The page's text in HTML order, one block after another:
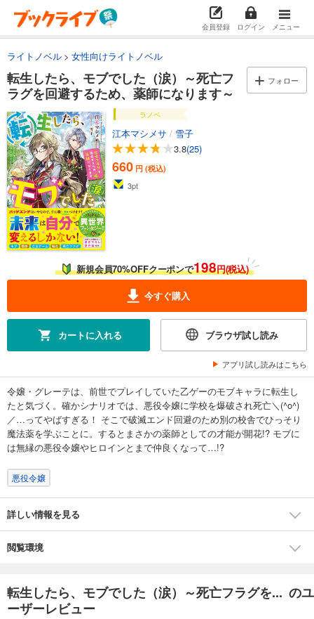
会員登録 ログイン メニュー
ライトノベル 女性向けライトノベル
転生したら、モブでした（涙）～死亡フ
ラグを回避するため、薬師になります～
フォロー
ラノベ
江本マシメサ / 雪子
3.8(25)
660 円 (税込)
3pt
新規会員70%OFFクーポンで198円(税込)
今すぐ購入
カートに入れる ブラウザ試し読み
アプリ試し読みはこちら
令嬢・グレーテは、前世でプレイしていた乙ゲーのモブキャラに転生し
たと気づく。確かシナリオでは、悪役令嬢に学校を爆破され死亡＼(^o^)
／…ってやばすぎる！ そこで破滅エンド回避のため別の校舎でひっそり
魔法薬を学ぶことに。するとまさかの薬師としての才能が開花!? モブに
は無縁の悪役令嬢やヒロインとまで仲良くなって…!?
悪役令嬢
詳しい情報を見る
閲覧環境
転生したら、モブでした（涙）～死亡フラグを... のユ
ーザーレビュー